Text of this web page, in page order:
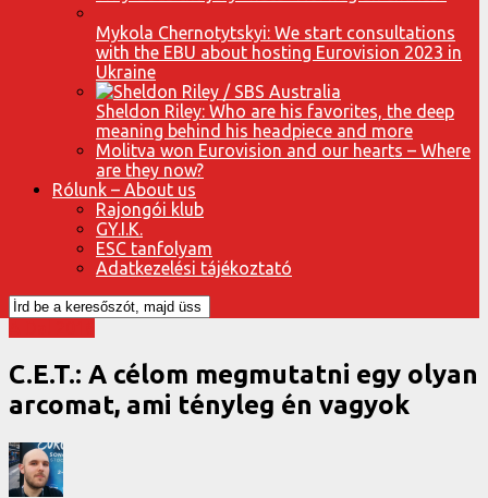
Mykola Chernotytskyi: We start consultations
with the EBU about hosting Eurovision 2023 in
Ukraine
Sheldon Riley: Who are his favorites, the deep
meaning behind his headpiece and more
Molitva won Eurovision and our hearts – Where
are they now?
Rólunk – About us
Rajongói klub
GY.I.K.
ESC tanfolyam
Adatkezelési tájékoztató
C.E.T.: A célom megmutatni egy olyan
arcomat, ami tényleg én vagyok